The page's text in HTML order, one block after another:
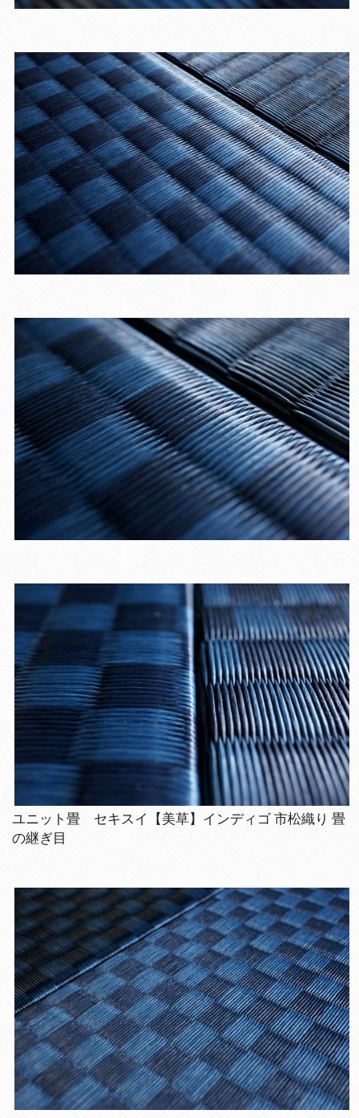
ユニット畳 セキスイ【美草】インディゴ 市松織り 畳
の継ぎ目